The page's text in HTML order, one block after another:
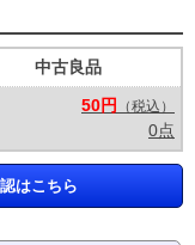
中古良品
50円
（税込）
0点
はこちら